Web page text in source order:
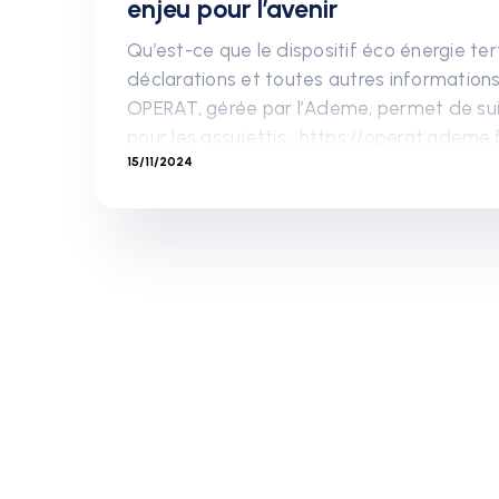
enjeu pour l’avenir
Qu’est-ce que le dispositif éco énergie
déclarations et toutes autres
OPERAT, gérée par l’Ademe, permet de
pour les assujettis : https://
15/11/2024